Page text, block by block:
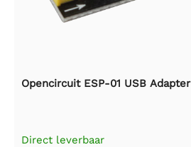
Opencircuit ESP-01 USB Adapter
Direct leverbaar